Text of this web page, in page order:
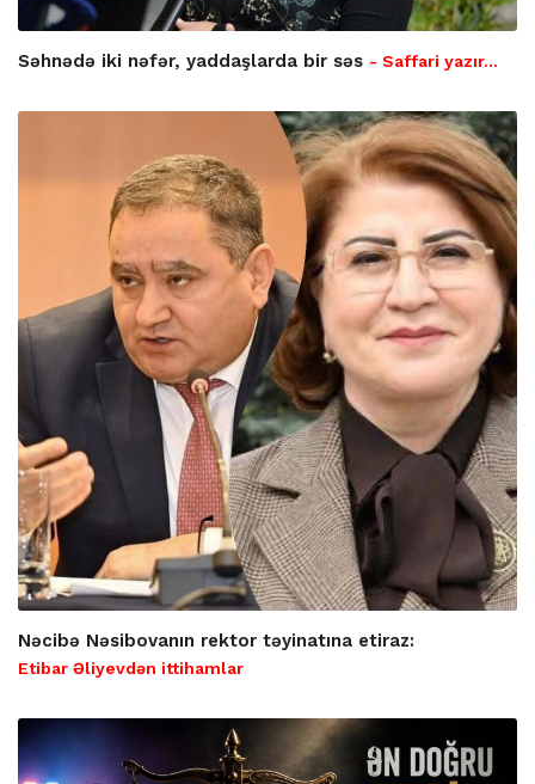
Səhnədə iki nəfər, yaddaşlarda bir səs - Saffari yazır…
Nəcibə Nəsibovanın rektor təyinatına etiraz:
Etibar Əliyevdən ittihamlar